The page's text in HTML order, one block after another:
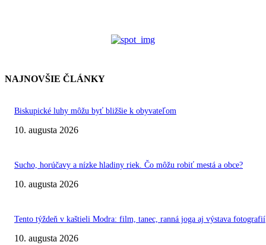
NAJNOVŠIE ČLÁNKY
Biskupické luhy môžu byť bližšie k obyvateľom
10. augusta 2026
Sucho, horúčavy a nízke hladiny riek. Čo môžu robiť mestá a obce?
10. augusta 2026
Tento týždeň v kaštieli Modra: film, tanec, ranná joga aj výstava fotografií
10. augusta 2026